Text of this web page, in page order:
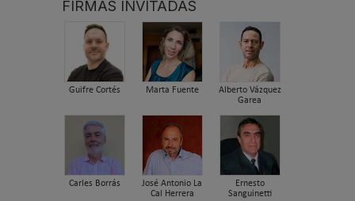
FIRMAS INVITADAS
Guifre Cortés Marta Fuente
Alberto Vázquez
Garea
Carles Borrás
José Antonio La
Cal Herrera
Ernesto
Sanguinetti